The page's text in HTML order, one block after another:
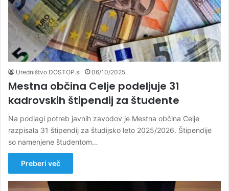
Uredništvo DOSTOP.si 06/10/2025
Mestna občina Celje podeljuje 31
kadrovskih štipendij za študente
Na podlagi potreb javnih zavodov je Mestna občina Celje
razpisala 31 štipendij za študijsko leto 2025/2026. Štipendije
so namenjene študentom…
Preberi več